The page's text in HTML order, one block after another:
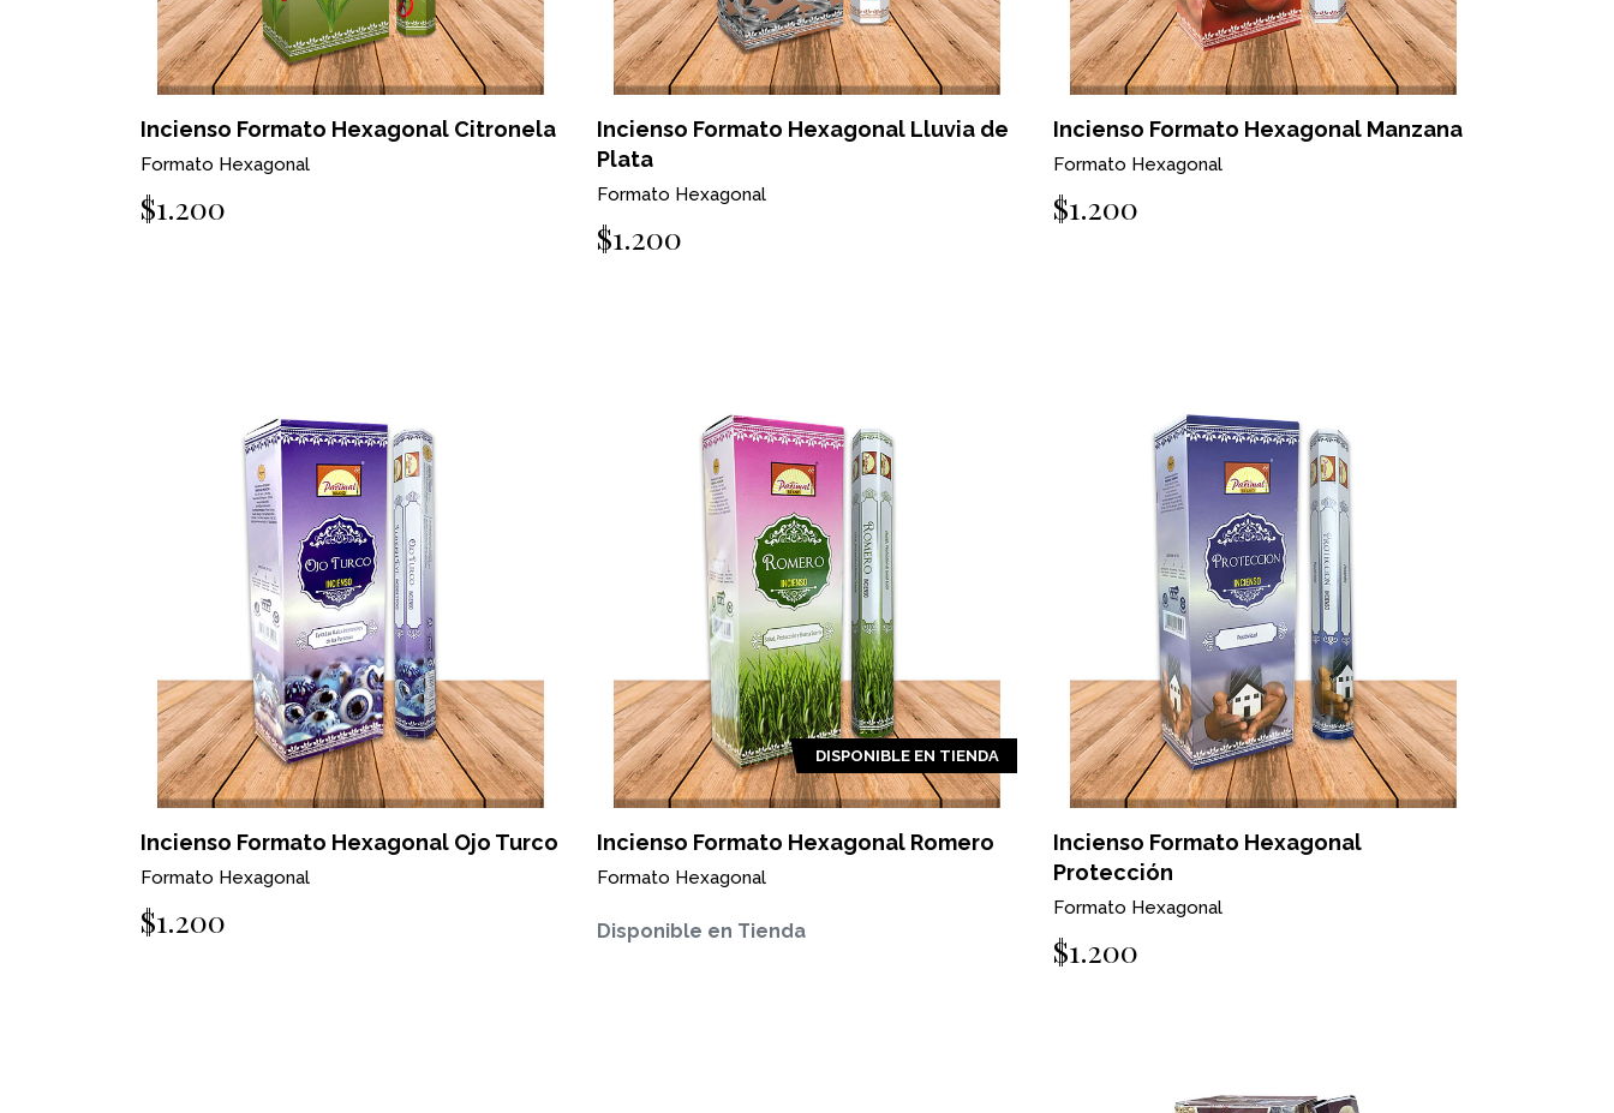
Incienso Formato Hexagonal Citronela
Formato Hexagonal
$1.200
Incienso Formato Hexagonal Lluvia de
Plata
Formato Hexagonal
$1.200
Incienso Formato Hexagonal Manzana
Formato Hexagonal
$1.200
Incienso Formato Hexagonal Ojo Turco
Formato Hexagonal
$1.200
DISPONIBLE EN TIENDA
Incienso Formato Hexagonal Romero
Formato Hexagonal
Disponible en Tienda
Incienso Formato Hexagonal
Protección
Formato Hexagonal
$1.200